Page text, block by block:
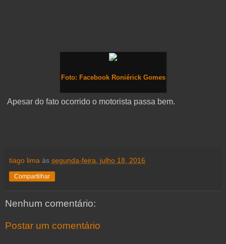
Foto: Facebook Roniérick Gomes
Apesar do fato ocorrido o motorista passa bem.
tiago lima às segunda-feira, julho 18, 2016
Compartilhar
Nenhum comentário:
Postar um comentário